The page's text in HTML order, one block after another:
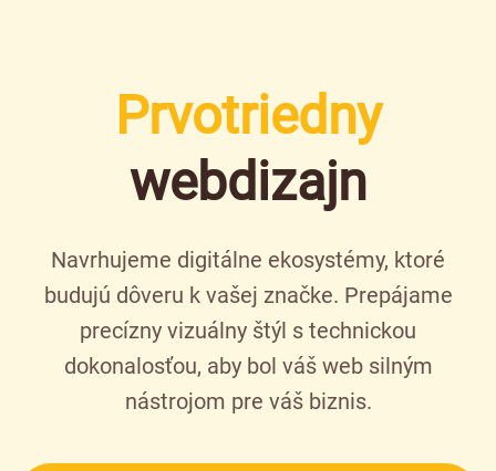
Prvotriedny
webdizajn
Navrhujeme digitálne ekosystémy, ktoré
budujú dôveru k vašej značke. Prepájame
precízny vizuálny štýl s technickou
dokonalosťou, aby bol váš web silným
nástrojom pre váš biznis.